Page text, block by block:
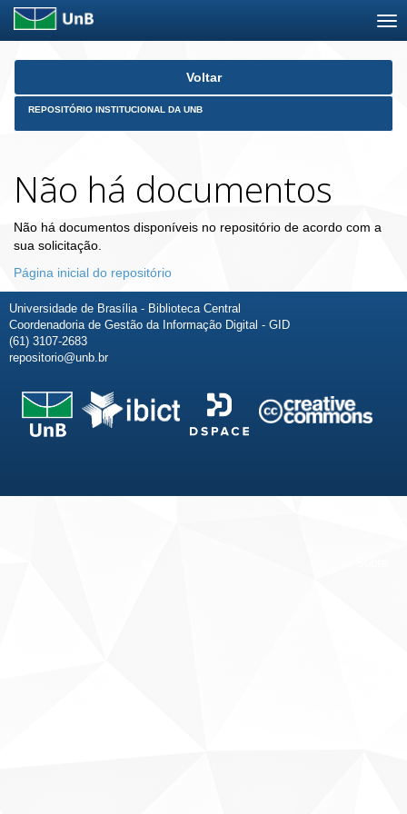
Skip
Voltar
REPOSITÓRIO INSTITUCIONAL DA UNB
Não há documentos
Não há documentos disponíveis no repositório de acordo com a
sua solicitação.
Página inicial do repositório
Universidade de Brasília - Biblioteca Central
Coordenadoria de Gestão da Informação Digital - GID
(61) 3107-2683
repositorio@unb.br